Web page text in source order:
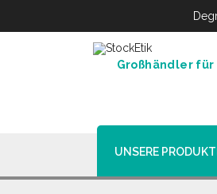
Großhändler für
UNSERE